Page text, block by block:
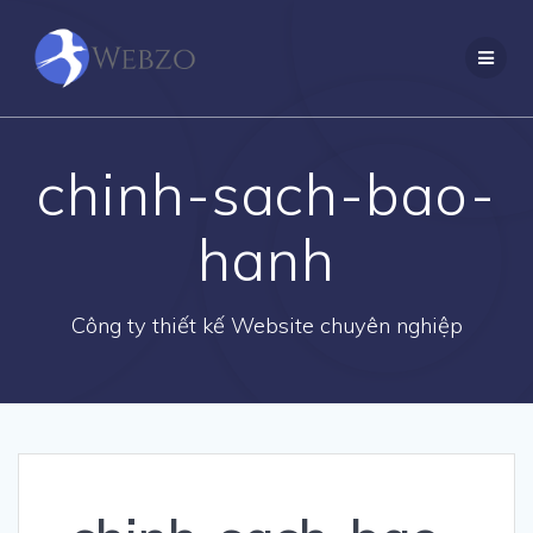
chinh-sach-bao-
hanh
Công ty thiết kế Website chuyên nghiệp